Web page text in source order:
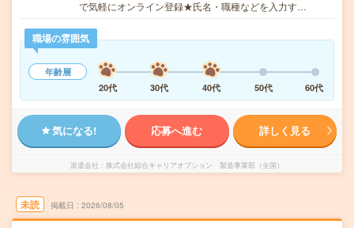
で気軽にオンライン登録★氏名・職種などを入力す…
職場の雰囲気
年齢層
20代
30代 40代 50代 60代
気になる! 応募へ進む 詳しく見る
派遣会社 株式会社綜合キャリアオプション 製造事業部（全国）
未読 掲載日 2026/08/05